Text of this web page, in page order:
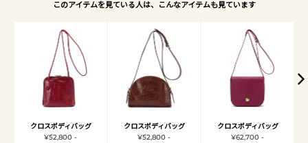
このアイテムを見ている人は、こんなアイテムも見ています
クロスボディバッグ
¥52,800 -
クロスボディバッグ
¥52,800 -
クロスボディバッグ
¥62,700 -